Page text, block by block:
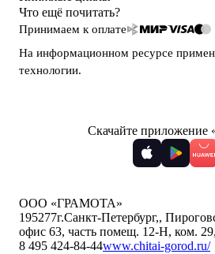
Что ещё почитать?
Принимаем к оплате
На информационном ресурсе
технологии.
Скачайте приложение
ООО «ГРАМОТА»
195277г.Санкт-Петербург,,
офис 63, часть помещ. 12-Н, ком. 29,
8 495 424-84-44www.chitai-gorod.ru/